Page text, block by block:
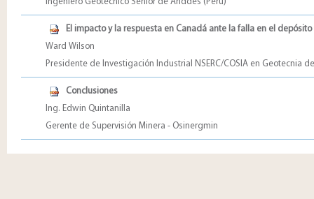
El impacto y la respuesta en Canadá ante la falla en el
Ward Wilson
Presidente de Investigación Industrial NSERC/COSIA en Geotecnia
Conclusiones
Ing. Edwin Quintanilla
Gerente de Supervisión Minera - Osinergmin